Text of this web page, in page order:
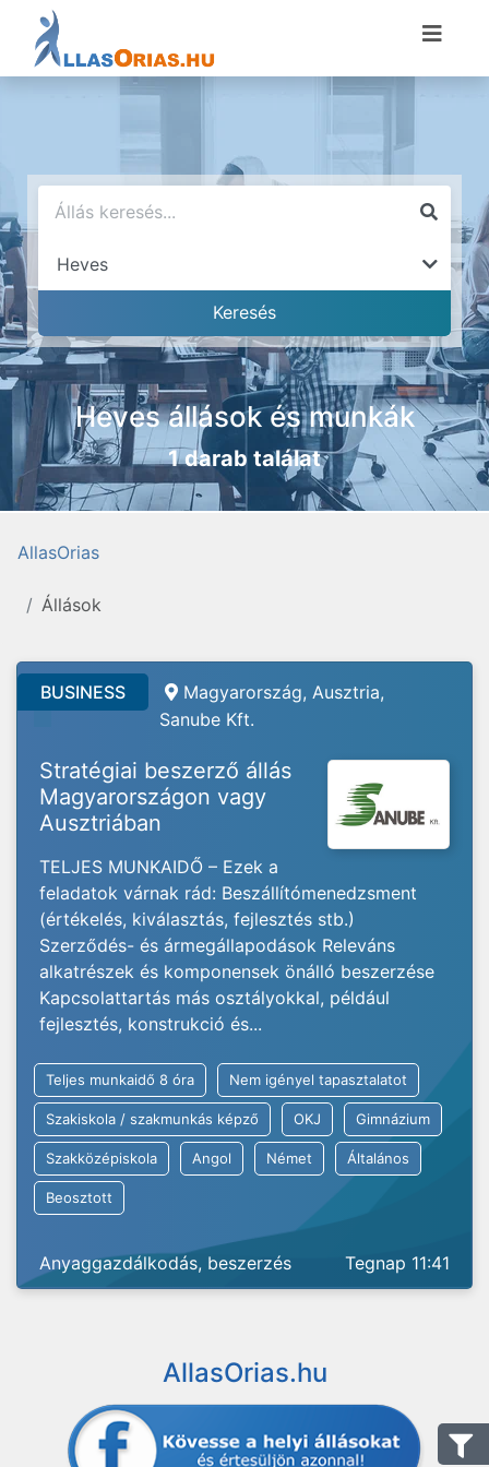
Heves állások és munkák
1 darab találat
AllasOrias
Állások
BUSINESS
Magyarország, Ausztria,
Sanube Kft.
Stratégiai beszerző állás
Magyarországon vagy
Ausztriában
TELJES MUNKAIDŐ – Ezek a
feladatok várnak rád: Beszállítómenedzsment
(értékelés, kiválasztás, fejlesztés stb.)
Szerződés- és ármegállapodások Releváns
alkatrészek és komponensek önálló beszerzése
Kapcsolattartás más osztályokkal, például
fejlesztés, konstrukció és...
Teljes munkaidő 8 óra Nem igényel tapasztalatot
Szakiskola / szakmunkás képző OKJ Gimnázium
Szakközépiskola Angol Német Általános
Beosztott
Anyaggazdálkodás, beszerzés Tegnap 11:41
AllasOrias.hu